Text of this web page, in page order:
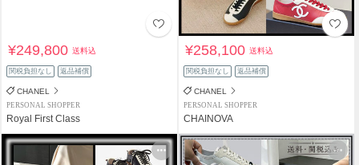
¥249,800送料込
関税負担なし 返品補償
CHANEL
PERSONAL SHOPPER
Royal First Class
¥258,100送料込
関税負担なし 返品補償
CHANEL
PERSONAL SHOPPER
CHAINOVA